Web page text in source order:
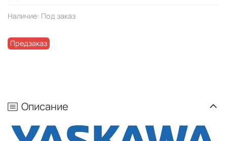
Наличие: Под заказ
Предзаказ
Описание